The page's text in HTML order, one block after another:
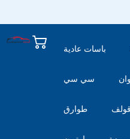
باسات عادية
سي سي
طوارق قولف